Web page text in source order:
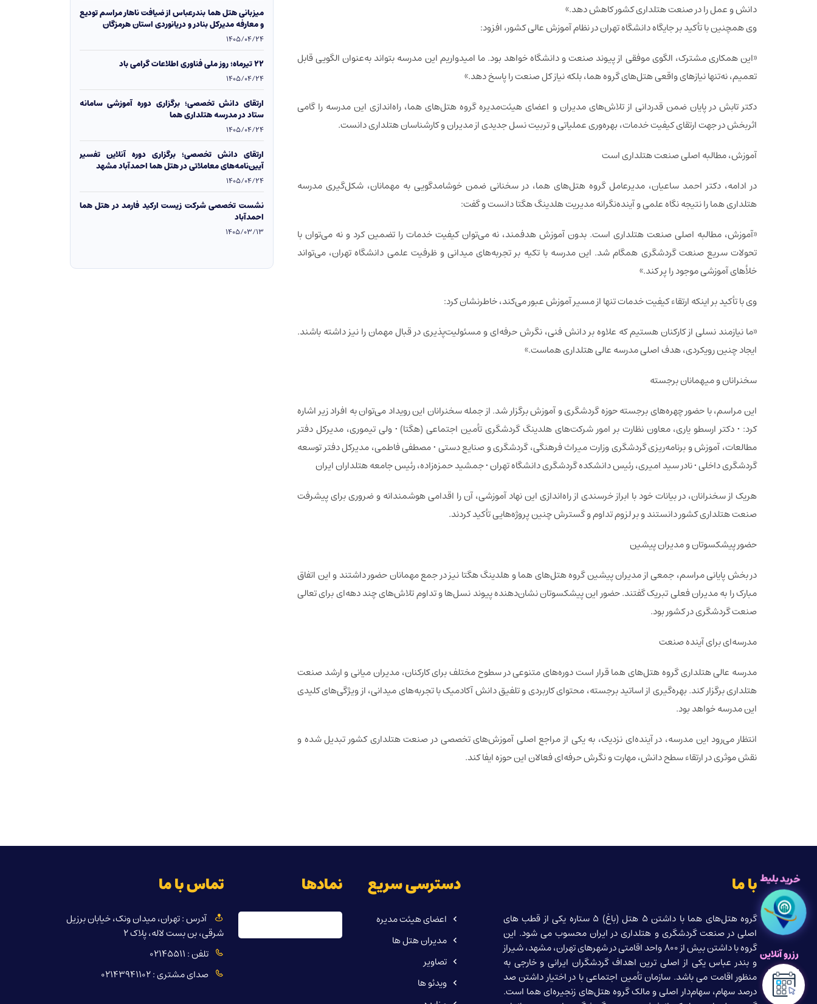
دانش و عمل را در صنعت هتلداری کشور کاهش دهد.»
وی همچنین با تأکید بر جایگاه دانشگاه تهران در نظام آموزش عالی کشور، افزود:
«این همکاری مشترک، الگوی موفقی از پیوند صنعت و دانشگاه خواهد بود. ما امیدواریم این مدرسه بتواند به‌عنوان الگویی قابل
تعمیم، نه‌تنها نیازهای واقعی هتل‌های گروه هما، بلکه نیاز کل صنعت را پاسخ دهد.»
دکتر تابش در پایان ضمن قدردانی از تلاش‌های مدیران و اعضای هیئت‌مدیره گروه هتل‌های هما، راه‌اندازی این مدرسه را گامی
اثربخش در جهت ارتقای کیفیت خدمات، بهره‌وری عملیاتی و تربیت نسل جدیدی از مدیران و کارشناسان هتلداری دانست.
آموزش، مطالبه اصلی صنعت هتلداری است
در ادامه، دکتر احمد ساعیان، مدیرعامل گروه هتل‌های هما، در سخنانی ضمن خوشامدگویی به مهمانان، شکل‌گیری مدرسه
هتلداری هما را نتیجه نگاه علمی و آینده‌نگرانه مدیریت هلدینگ هگتا دانست و گفت:
«آموزش، مطالبه اصلی صنعت هتلداری است. بدون آموزش هدفمند، نه می‌توان کیفیت خدمات را تضمین کرد و نه می‌توان با
تحولات سریع صنعت گردشگری همگام شد. این مدرسه با تکیه بر تجربه‌های میدانی و ظرفیت علمی دانشگاه تهران، می‌تواند
خلأهای آموزشی موجود را پر کند.»
وی با تأکید بر اینکه ارتقاء کیفیت خدمات تنها از مسیر آموزش عبور می‌کند، خاطرنشان کرد:
«ما نیازمند نسلی از کارکنان هستیم که علاوه بر دانش فنی، نگرش حرفه‌ای و مسئولیت‌پذیری در قبال مهمان را نیز داشته باشند.
ایجاد چنین رویکردی، هدف اصلی مدرسه عالی هتلداری هماست.»
سخنرانان و میهمانان برجسته
این مراسم، با حضور چهره‌های برجسته حوزه گردشگری و آموزش برگزار شد. از جمله سخنرانان این رویداد می‌توان به افراد زیر اشاره
کرد: • دکتر ارسطو یاری، معاون نظارت بر امور شرکت‌های هلدینگ گردشگری تأمین اجتماعی (هگتا) • ولی تیموری، مدیرکل دفتر
مطالعات، آموزش و برنامه‌ریزی گردشگری وزارت میراث فرهنگی، گردشگری و صنایع دستی • مصطفی فاطمی، مدیرکل دفتر توسعه
گردشگری داخلی • نادر سید امیری، رئیس دانشکده گردشگری دانشگاه تهران • جمشید حمزه‌زاده، رئیس جامعه هتلداران ایران
هریک از سخنرانان، در بیانات خود با ابراز خرسندی از راه‌اندازی این نهاد آموزشی، آن را اقدامی هوشمندانه و ضروری برای پیشرفت
صنعت هتلداری کشور دانستند و بر لزوم تداوم و گسترش چنین پروژه‌هایی تأکید کردند.
حضور پیشکسوتان و مدیران پیشین
در بخش پایانی مراسم، جمعی از مدیران پیشین گروه هتل‌های هما و هلدینگ هگتا نیز در جمع مهمانان حضور داشتند و این اتفاق
مبارک را به مدیران فعلی تبریک گفتند. حضور این پیشکسوتان نشان‌دهنده پیوند نسل‌ها و تداوم تلاش‌های چند دهه‌ای برای تعالی
صنعت گردشگری در کشور بود.
مدرسه‌ای برای آینده صنعت
مدرسه عالی هتلداری گروه هتل‌های هما قرار است دوره‌های متنوعی در سطوح مختلف برای کارکنان، مدیران میانی و ارشد صنعت
هتلداری برگزار کند. بهره‌گیری از اساتید برجسته، محتوای کاربردی و تلفیق دانش آکادمیک با تجربه‌های میدانی، از ویژگی‌های کلیدی
این مدرسه خواهد بود.
انتظار می‌رود این مدرسه، در آینده‌ای نزدیک، به یکی از مراجع اصلی آموزش‌های تخصصی در صنعت هتلداری کشور تبدیل شده و
نقش موثری در ارتقاء سطح دانش، مهارت و نگرش حرفه‌ای فعالان این حوزه ایفا کند.
میزبانی هتل هما بندرعباس از ضیافت ناهار مراسم تودیع
و معارفه مدیرکل بنادر و دریانوردی استان هرمزگان
1405/04/24
۲۲ تیرماه؛ روز ملی فناوری اطلاعات گرامی باد
1405/04/24
ارتقای دانش تخصصی؛ برگزاری دوره آموزشی سامانه
ستاد در مدرسه هتلداری هما
1405/04/24
ارتقای دانش تخصصی؛ برگزاری دوره آنلاین تفسیر
آیین‌نامه‌های معاملاتی در هتل هما احمدآباد مشهد
1405/04/24
نشست تخصصی شرکت زیست ارکید فارمد در هتل هما
احمدآباد
1405/03/13
با ما
گروه هتل‌های هما با داشتن 5 هتل (باغ) 5 ستاره یکی از قطب های
اصلی در صنعت گردشگری و هتلداری در ایران محسوب می شود. این
گروه با داشتن بیش از 800 واحد اقامتی در شهرهای تهران، مشهد، شیراز
و بندر عباس یکی از اصلی ترین اهداف گردشگران ایرانی و خارجی به
منظور اقامت می باشد. سازمان تأمین اجتماعی با در اختیار داشتن صد
درصد سهام، سهام‌دار اصلی و مالک گروه هتل‌های زنجیره‌ای هما است.
دسترسی سریع
اعضای هیئت مدیره
مدیران هتل ها
تصاویر
ویدئو ها
نمادها تماس با ما
آدرس : تهران، میدان ونک، خیابان برزیل
شرقی، بن بست لاله، پلاک ۲
تلفن : 02145511
صدای مشتری : 02143941102
خرید بلیط
رزرو آنلاین